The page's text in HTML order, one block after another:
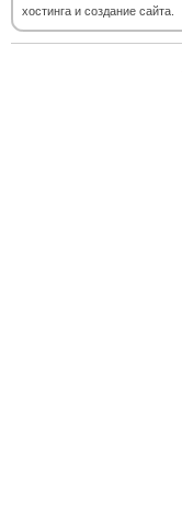
хостинга и создание сайта.